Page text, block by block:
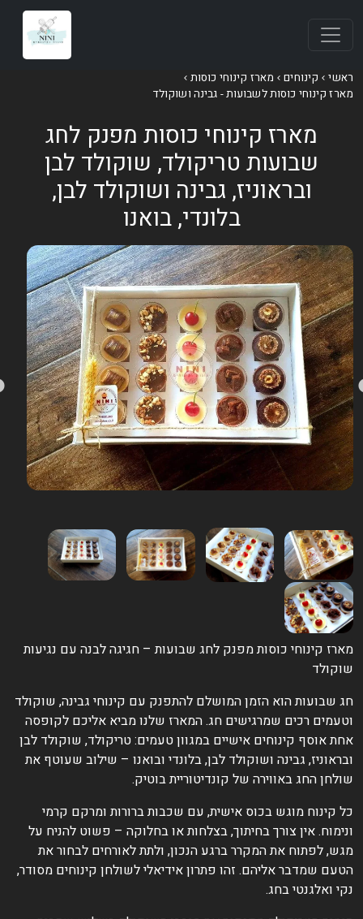
ראשי קינוחים
מארז קינוחי כוסות
מארז קינוחי כוסות לשבועות - גבינה ושוקולד
מארז קינוחי כוסות מפנק לחג
שבועות טריקולד, שוקולד לבן
ובראוניז, גבינה ושוקולד לבן,
בלונדי, בואנו
מארז קינוחי כוסות מפנק לחג שבועות – חגיגה לבנה עם נגיעות
שוקולד
חג שבועות הוא הזמן המושלם להתפנק עם קינוחי גבינה, שוקולד
וטעמים רכים שמרגישים חג. המארז שלנו מביא אליכם לקופסה
אחת אוסף קינוחים אישיים במגוון טעמים: טריקולד, שוקולד לבן
ובראוניז, גבינה ושוקולד לבן, בלונדי ובואנו – שילוב שעוטף את
שולחן החג באווירה של קונדיטוריית בוטיק.
כל קינוח מוגש בכוס אישית, עם שכבות ברורות ומרקם קרמי
ונימוח. אין צורך בחיתוך, בצלחות או בחלוקה – פשוט להניח על
מגש, לפתוח את המקרר ברגע הנכון, ולתת לאורחים לבחור את
הטעם שמדבר אליהם. זהו פתרון אידיאלי לשולחן קינוחים מסודר,
נקי ואלגנטי בחג.